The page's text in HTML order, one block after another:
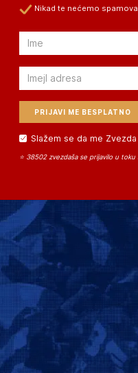
Nikad te nećemo
Email
Email
Slažem se da me
⭐ 38502 zvezdaša se prijavilo u